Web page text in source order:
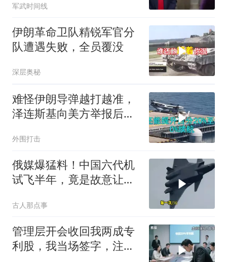
可能要挨打了
军武时间线
伊朗革命卫队精锐军官分
队遭遇失败，全员覆没
深层奥秘
难怪伊朗导弹越打越准，
泽连斯基向美方举报后，
外围打击
俄媒爆猛料！中国六代机
试飞半年，竟是故意让卫
古人那点事
管理层开会收回我两成专
利股，我当场签字，注销